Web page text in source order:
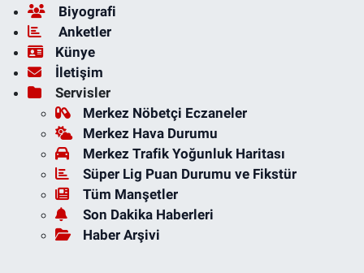
Biyografi
Anketler
Künye
İletişim
Servisler
Merkez Nöbetçi Eczaneler
Merkez Hava Durumu
Merkez Trafik Yoğunluk Haritası
Süper Lig Puan Durumu ve Fikstür
Tüm Manşetler
Son Dakika Haberleri
Haber Arşivi